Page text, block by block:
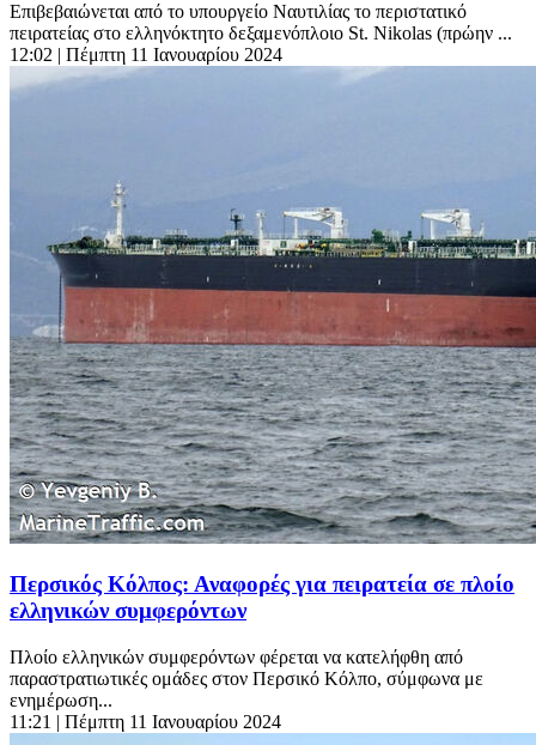
Επιβεβαιώνεται από το υπουργείο Ναυτιλίας το περιστατικό
πειρατείας στο ελληνόκτητο δεξαμενόπλοιο St. Nikolas (πρώην ...
12:02 | Πέμπτη 11 Ιανουαρίου 2024
Περσικός Κόλπος: Αναφορές για πειρατεία σε πλοίο
ελληνικών συμφερόντων
Πλοίο ελληνικών συμφερόντων φέρεται να κατελήφθη από
παραστρατιωτικές ομάδες στον Περσικό Κόλπο, σύμφωνα με
ενημέρωση...
11:21 | Πέμπτη 11 Ιανουαρίου 2024